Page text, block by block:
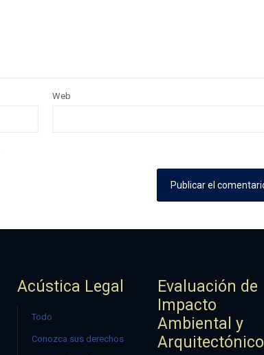
Web
Acústica Legal
Todo
Conozca sus derechos
Evaluación de
Impacto
Ambiental y
Arquitectónico